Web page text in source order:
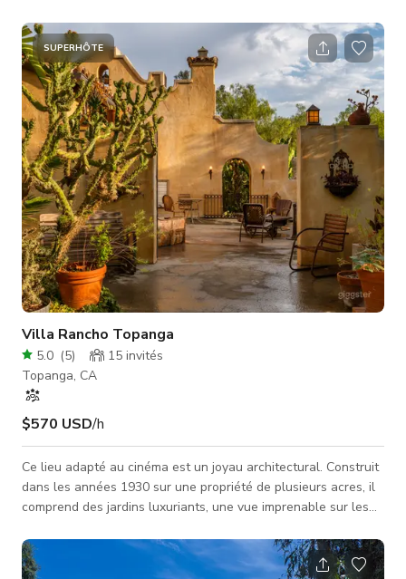
contrebas. Des toilettes portables sont recommandées, ainsi
qu'un générateur. Une visite de repérage est OBLIGATOIRE.
57 acres avec vue panoramique à 360 degrés sur l'océan et
les paysages. Le tarif journalier minimum affiché es
SUPERHÔTE
Villa Rancho Topanga
5.0 (5) 15 invités
Topanga, CA
$570 USD/h
Ce lieu adapté au cinéma est un joyau architectural. Construit
dans les années 1930 sur une propriété de plusieurs acres, il
comprend des jardins luxuriants, une vue imprenable sur les
distingue vraiment. Le tarif minimum est basé sur une séance
photo fixe non commerciale avec une équipe/talents de 15